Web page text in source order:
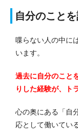
自分のこと
喋らない人の中に
います。
過去に自分のこと
りした経験が、ト
心の奥にある「自
応として働いてい